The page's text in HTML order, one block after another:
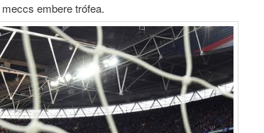
embere trófea.